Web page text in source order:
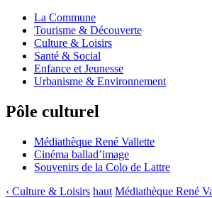
La Commune
Tourisme & Découverte
Culture & Loisirs
Santé & Social
Enfance et Jeunesse
Urbanisme & Environnement
Pôle culturel
Médiathèque René Vallette
Cinéma ballad’image
Souvenirs de la Colo de Lattre
‹ Culture & Loisirs haut Médiathèque René